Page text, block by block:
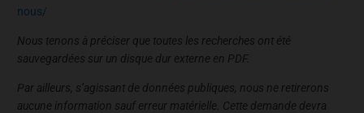
nous/
Nous tenons à préciser que toutes les recherches ont été
sauvegardées sur un disque dur externe en PDF.
Par ailleurs, s’agissant de données publiques, nous ne retirerons
aucune information sauf erreur matérielle. Cette demande devra